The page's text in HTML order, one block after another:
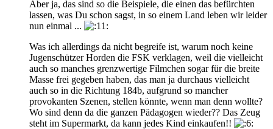
Aber ja, das sind so die Beispiele, die einen das befürchten
lassen, was Du schon sagst, in so einem Land leben wir leider
nun einmal ...
Was ich allerdings da nicht begreife ist, warum noch keine
Jugenschützer Horden die FSK verklagen, weil die vielleicht
auch so manches grenzwertige Filmchen sogar für die breite
Masse frei gegeben haben, das man ja durchaus vielleicht
auch so in die Richtung 184b, aufgrund so mancher
provokanten Szenen, stellen könnte, wenn man denn wollte?
Wo sind denn da die ganzen Pädagogen wieder?? Das Zeug
steht im Supermarkt, da kann jedes Kind einkaufen!!